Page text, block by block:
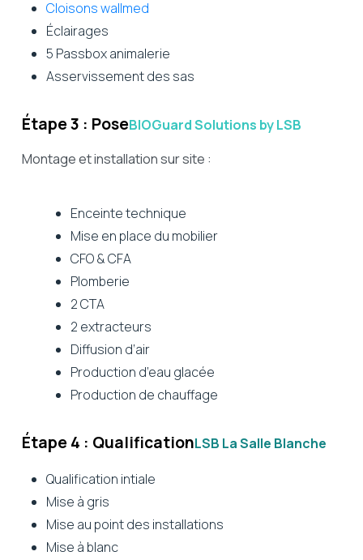
Cloisons wallmed
Éclairages
5 Passbox animalerie
Asservissement des sas
Étape 3 : PoseBIOGuard Solutions by LSB
Montage et installation sur site :
Enceinte technique
Mise en place du mobilier
CFO & CFA
Plomberie
2 CTA
2 extracteurs
Diffusion d’air
Production d’eau glacée
Production de chauffage
Étape 4 : QualificationLSB La Salle Blanche
Qualification intiale
Mise à gris
Mise au point des installations
Mise à blanc